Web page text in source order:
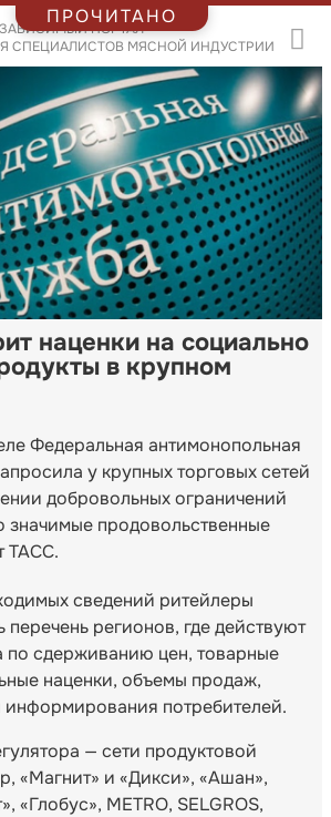
ПОРТАЛ
СПЕЦИАЛИСТОВ МЯСНОЙ ИНДУСТРИИ
наценки на социально
в крупном
Федеральная антимонопольная
у крупных торговых сетей
добровольных ограничений
значимые продовольственные
ТАСС.
сведений ритейлеры
регионов, где действуют
по сдерживанию цен, товарные
наценки, объемы продаж,
потребителей.
— сети продуктовой
«Магнит» и «Дикси», «Ашан»,
«Глобус», METRO, SELGROS,
ПРОЧИТАНО